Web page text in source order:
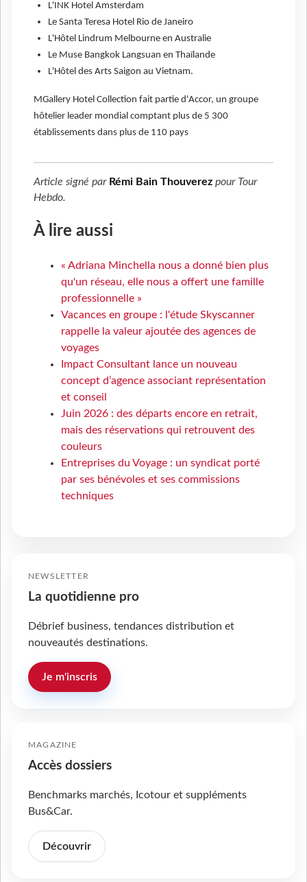
L'INK Hotel Amsterdam
Le Santa Teresa Hotel Rio de Janeiro
L'Hôtel Lindrum Melbourne en Australie
Le Muse Bangkok Langsuan en Thaïlande
L'Hôtel des Arts Saigon au Vietnam.
MGallery Hotel Collection fait partie d'Accor, un groupe
hôtelier leader mondial comptant plus de 5 300
établissements dans plus de 110 pays
Article signé par Rémi Bain Thouverez pour Tour
Hebdo.
À lire aussi
« Adriana Minchella nous a donné bien plus
qu'un réseau, elle nous a offert une famille
professionnelle »
Vacances en groupe : l'étude Skyscanner
rappelle la valeur ajoutée des agences de
voyages
Impact Consultant lance un nouveau
concept d’agence associant représentation
et conseil
Juin 2026 : des départs encore en retrait,
mais des réservations qui retrouvent des
couleurs
Entreprises du Voyage : un syndicat porté
par ses bénévoles et ses commissions
techniques
NEWSLETTER
La quotidienne pro
Débrief business, tendances distribution et
nouveautés destinations.
Je m'inscris
MAGAZINE
Accès dossiers
Benchmarks marchés, Icotour et suppléments
Bus&Car.
Découvrir